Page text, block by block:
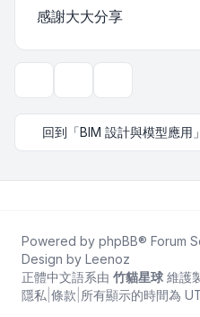
感謝大大分享
回到「BIM 設計與模型應用」
Powered by phpBB® Forum
Design by Leenoz
正體中文語系由 竹貓星球 維護
隱私 條款 所有顯示的時間為